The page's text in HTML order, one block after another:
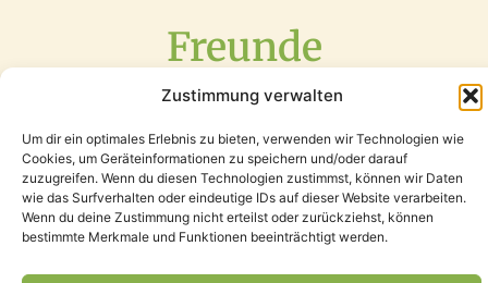
Zustimmung verwalten
Um dir ein optimales Erlebnis zu bieten, verwenden wir Technologien wie
Cookies, um Geräteinformationen zu speichern und/oder darauf
zuzugreifen. Wenn du diesen Technologien zustimmst, können wir Daten
wie das Surfverhalten oder eindeutige IDs auf dieser Website verarbeiten.
Wenn du deine Zustimmung nicht erteilst oder zurückziehst, können
bestimmte Merkmale und Funktionen beeinträchtigt werden.
Freunde